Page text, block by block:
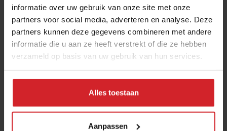
informatie over uw gebruik van onze site met onze
partners voor social media, adverteren en analyse. Deze
partners kunnen deze gegevens combineren met andere
informatie die u aan ze heeft verstrekt of die ze hebben
verzameld op basis van uw gebruik van hun services.
Alles toestaan
Aanpassen
Brood bakken in Lima
EL PAN DE LA CHOLA